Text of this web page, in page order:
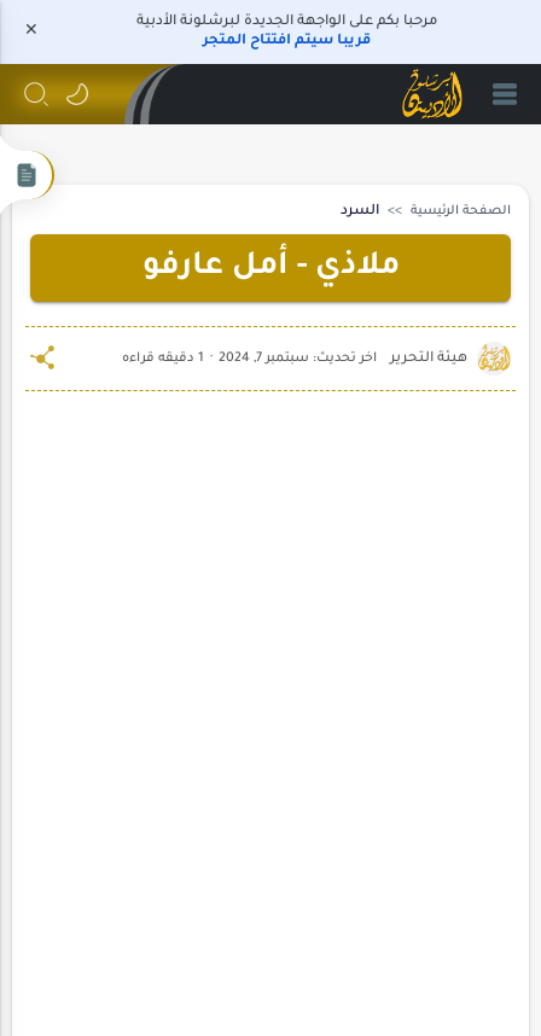
مرحبا بكم على الواجهة الجديدة لبرشلونة الأدبية
قريبا سيتم افتتاح المتجر
الصفحة الرئيسية السرد
ملاذي - أمل عارفو
1 دقيقه قراءه